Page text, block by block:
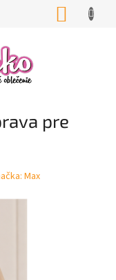
pre
Max